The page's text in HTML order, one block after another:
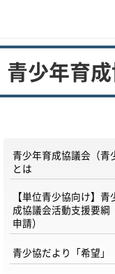
青少年育
青少年育成協議会（青
とは
【単位青少協向け】青
成協議会活動支援要綱
申請）
青少協だより「希望」